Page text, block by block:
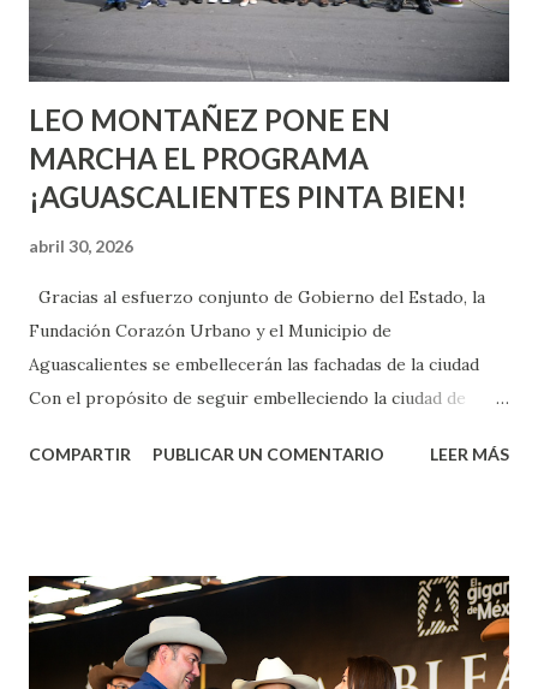
experiencia te dirá, siempre es mejor cuando ambas partes
son suficientemen...
LEO MONTAÑEZ PONE EN
MARCHA EL PROGRAMA
¡AGUASCALIENTES PINTA BIEN!
abril 30, 2026
Gracias al esfuerzo conjunto de Gobierno del Estado, la
Fundación Corazón Urbano y el Municipio de
Aguascalientes se embellecerán las fachadas de la ciudad
Con el propósito de seguir embelleciendo la ciudad de
municipal, Leo Montañez dio inicio al programa
Corazón Urbano y el Municipio capital. Leo Montañez
informó que en este programa se usarán cerca de 90 mil
metros cuadrados de pintura, para dar inicio en la calle
COMPARTIR PUBLICAR UN COMENTARIO LEER MÁS